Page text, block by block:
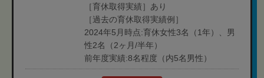
［育休取得実績］あり
［過去の育休取得実績例］
2024年5月時点:育休女性3名（1年）、男
性2名（2ヶ月/半年）
前年度実績:8名程度（内5名男性）